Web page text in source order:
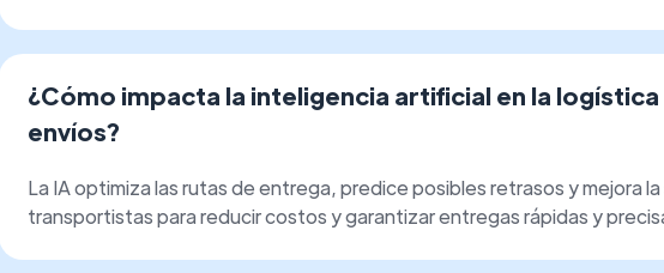
¿Cómo impacta la inteligencia artificial en la logística
envíos?
La IA optimiza las rutas de entrega, predice posibles retrasos y mejora
transportistas para reducir costos y garantizar entregas rápidas y